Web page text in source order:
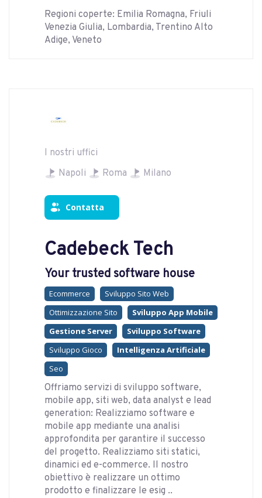
Regioni coperte: Emilia Romagna, Friuli
Venezia Giulia, Lombardia, Trentino Alto
Adige, Veneto
I nostri uffici
Napoli
Roma Milano
Contatta
Cadebeck Tech
Your trusted software house
Ecommerce
Sviluppo Sito Web
Ottimizzazione Sito
Sviluppo App Mobile
Gestione Server
Sviluppo Software
Sviluppo Gioco
Intelligenza Artificiale
Seo
Offriamo servizi di sviluppo software,
mobile app, siti web, data analyst e lead
generation: Realizziamo software e
mobile app mediante una analisi
approfondita per garantire il successo
del progetto. Realizziamo siti statici,
dinamici ed e-commerce. Il nostro
obiettivo è realizzare un ottimo
prodotto e finalizzare le esig ..